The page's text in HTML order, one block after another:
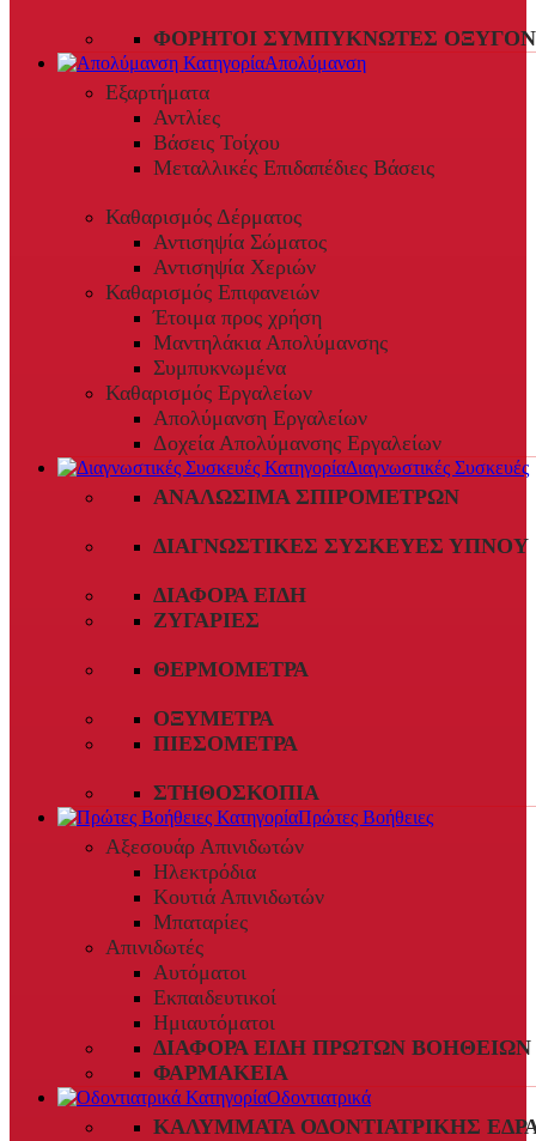
ΦΟΡΗΤΟΊ ΣΥΜΠΥΚΝΩΤΈΣ
Απολύμανση
Εξαρτήματα
Αντλίες
Βάσεις Τοίχου
Μεταλλικές Επιδαπέδιες Βάσεις
Καθαρισμός Δέρματος
Αντισηψία Σώματος
Αντισηψία Χεριών
Καθαρισμός Επιφανειών
Έτοιμα προς χρήση
Μαντηλάκια Απολύμανσης
Συμπυκνωμένα
Καθαρισμός Εργαλείων
Απολύμανση Εργαλείων
Δοχεία Απολύμανσης Εργαλείων
Διαγνωστικές Συσκευές
ΑΝΑΛΏΣΙΜΑ ΣΠΙΡΟΜΈΤΡΩΝ
ΔΙΑΓΝΩΣΤΙΚΈΣ ΣΥΣΚΕΥΈΣ ΎΠΝΟΥ
ΔΙΆΦΟΡΑ ΕΊΔΗ
ΖΥΓΑΡΙΈΣ
ΘΕΡΜΌΜΕΤΡΑ
ΟΞΎΜΕΤΡΑ
ΠΙΕΣΌΜΕΤΡΑ
ΣΤΗΘΟΣΚΌΠΙΑ
Πρώτες Βοήθειες
Αξεσουάρ Απινιδωτών
Ηλεκτρόδια
Κουτιά Απινιδωτών
Μπαταρίες
Απινιδωτές
Αυτόματοι
Εκπαιδευτικοί
Ημιαυτόματοι
ΔΙΆΦΟΡΑ ΕΊΔΗ ΠΡΏΤΩΝ ΒΟΗΘΕΙΏΝ
ΦΑΡΜΑΚΕΊΑ
Οδοντιατρικά
ΚΑΛΎΜΜΑΤΑ ΟΔΟΝΤΙΑΤΡΙΚΉΣ